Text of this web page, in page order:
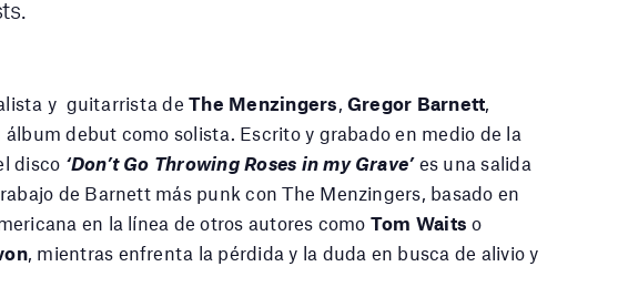
y guitarrista deThe Menzingers Gregor Barnett
álbum debut como solista. Escrito y grabado en medio de la
disco ‘Don’t Go Throwing Roses in my Grave’ es una salida
de Barnett más punk con The Menzingers, basado en
en la línea de otros autores como Tom Waits o
, mientras enfrenta la pérdida y la duda en busca de alivio y